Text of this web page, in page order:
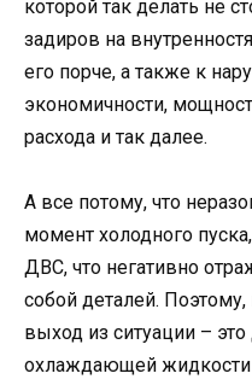
которой так делать не
задиров на
его порче, а также к
экономичности,
расхода и так далее.
А все потому, что
момент холодного
ДВС, что негативно
собой деталей.
выход из ситуации –
охлаждающей жидкости